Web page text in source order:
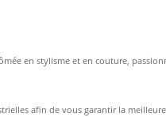
en stylisme et en couture,
afin de vous garantir la